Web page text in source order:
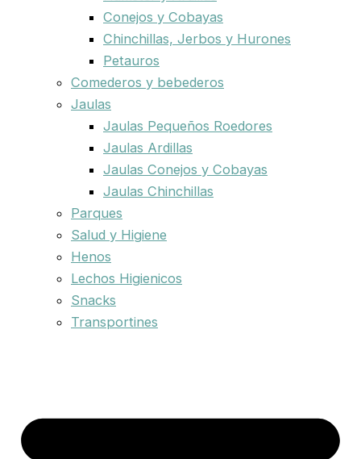
Conejos y Cobayas
Chinchillas, Jerbos y Hurones
Petauros
Comederos y bebederos
Jaulas
Jaulas Pequeños Roedores
Jaulas Ardillas
Jaulas Conejos y Cobayas
Jaulas Chinchillas
Parques
Salud y Higiene
Henos
Lechos Higienicos
Snacks
Transportines